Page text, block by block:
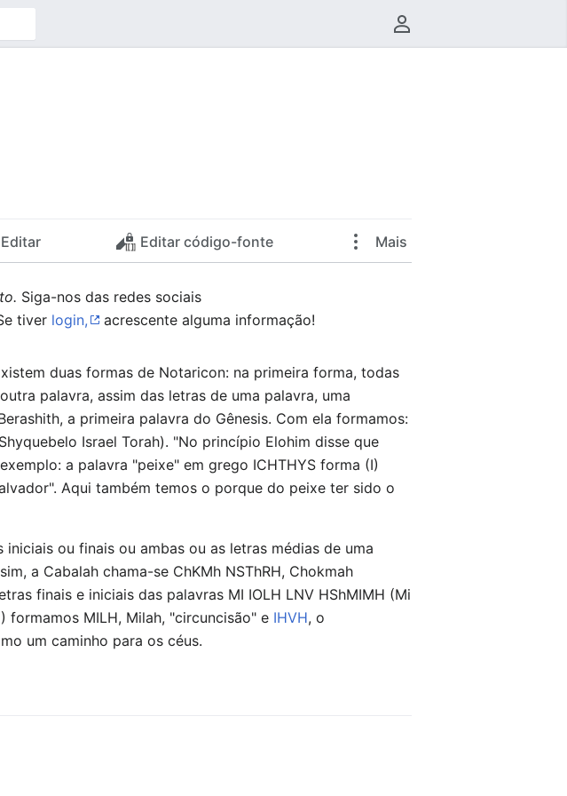
Menu do usuário
Editar Editar código-fonte Mais
Siga-nos das redes sociais
tiver login, acrescente alguma informação!
duas formas de Notaricon: na primeira forma, todas
palavra, assim das letras de uma palavra, uma
a primeira palavra do Gênesis. Com ela formamos:
Israel Torah). "No princípio Elohim disse que
a palavra "peixe" em grego ICHTHYS forma (I)
Aqui também temos o porque do peixe ter sido o
ou finais ou ambas ou as letras médias de uma
a Cabalah chama-se ChKMh NSThRH, Chokmah
finais e iniciais das palavras MI IOLH LNV HShMIMH (Mi
formamos MILH, Milah, "circuncisão" e IHVH, o
um caminho para os céus.